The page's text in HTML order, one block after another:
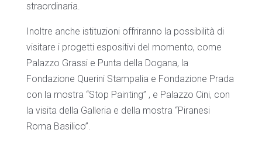
straordinaria.
Inoltre anche istituzioni offriranno la possibilità di
visitare i progetti espositivi del momento, come
Palazzo Grassi e Punta della Dogana, la
Fondazione Querini Stampalia e Fondazione Prada
con la mostra “Stop Painting” , e Palazzo Cini, con
la visita della Galleria e della mostra “Piranesi
Roma Basilico”.